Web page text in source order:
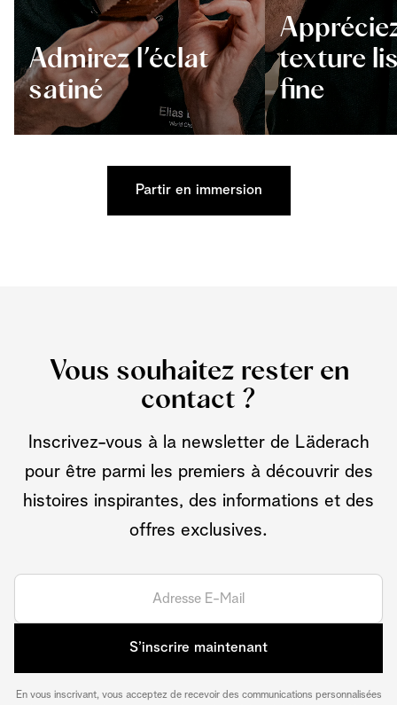
Admirez l’éclat
satiné
texture
fine
Partir en immersion
Vous souhaitez rester en
contact ?
Inscrivez-vous à la newsletter de Läderach
pour être parmi les premiers à découvrir des
histoires inspirantes, des informations et des
offres exclusives.
S’inscrire maintenant
En vous inscrivant, vous acceptez de recevoir des communications personnalisées